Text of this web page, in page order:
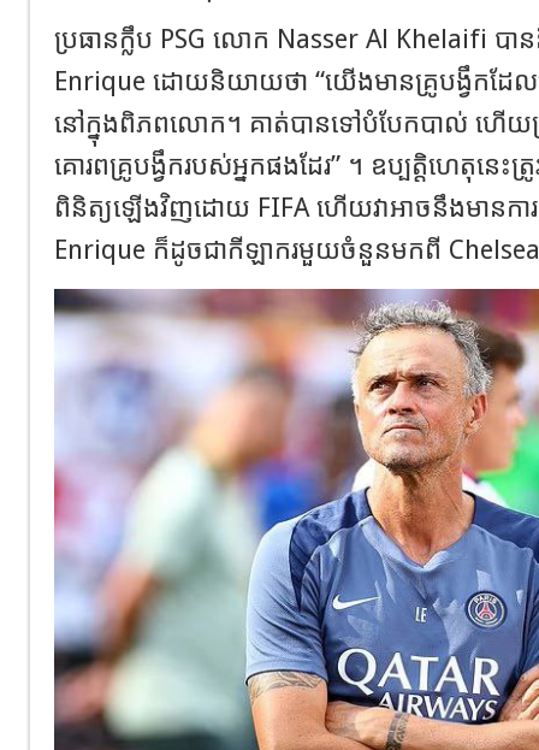
ប្រធានក្លឹប PSG លោក Nasser Al Khelaifi បា
Enrique ដោយនិយាយថា “យើងមានគ្រូបង្វឹកដែ
នៅក្នុងពិភពលោក។ គាត់បានទៅបំបែកបាល់ ហើយត្រូ
គោរពគ្រូបង្វឹករបស់អ្នកផងដែរ” ។ ឧប្បត្តិហេតុនេះត្
ពិនិត្យឡើងវិញដោយ FIFA ហើយវាអាចនឹងមានកា
Enrique ក៏ដូចជាកីឡាករមួយចំនួនមកពី